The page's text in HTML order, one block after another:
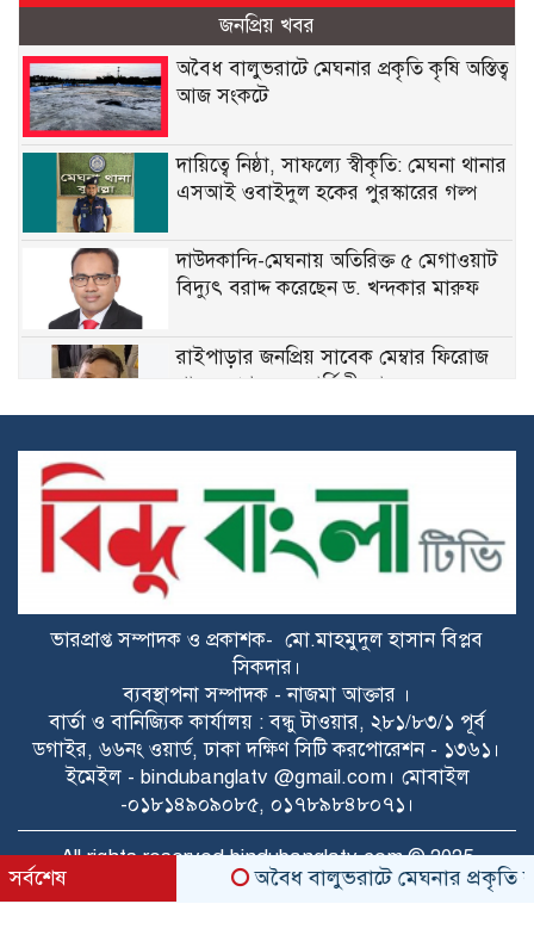
জনপ্রিয় খবর
অবৈধ বালুভরাটে মেঘনার প্রকৃতি কৃষি অস্তিত্ব
আজ সংকটে
দায়িত্বে নিষ্ঠা, সাফল্যে স্বীকৃতি: মেঘনা থানার
এসআই ওবাইদুল হকের পুরস্কারের গল্প
দাউদকান্দি-মেঘনায় অতিরিক্ত ৫ মেগাওয়াট
বিদ্যুৎ বরাদ্দ করেছেন ড. খন্দকার মারুফ
রাইপাড়ার জনপ্রিয় সাবেক মেম্বার ফিরোজ
খানের প্রথম মৃত্যুবার্ষিকী আজ
মিছিল, ডিসির কাছে স্মারকলিপি প্রদান
মেঘনায় বিশ্ব মাতৃদুগ্ধ সপ্তাহ উপলক্ষে
সচেতনতামূলক কর্মসূচি
গ্যাসের ভোগান্তি কমার আশা, আংশিক সচল
মহেশখালীর এলএনজি টার্মিনাল
হাসিনাকে সুযোগ দিয়ে কী অর্জন করতে চায়
ভারত? প্রশ্ন তুলল বিএনপি
ডকুমেন্টরিতে আবু সাঈদ ও খালেদা জিয়ার
ছবি না থাকা নিয়ে যা বললেন রাষ্ট্রপতি
ভারপ্রাপ্ত সম্পাদক ও প্রকাশক- মো.মাহমুদুল হাসান বিপ্লব
সিকদার।
ব্যবস্থাপনা সম্পাদক - নাজমা আক্তার ।
বার্তা ও বানিজ্যিক কার্যালয় : বন্ধু টাওয়ার, ২৮১/৮৩/১ পূর্ব
ডগাইর, ৬৬নং ওয়ার্ড, ঢাকা দক্ষিণ সিটি করপোরেশন - ১৩৬১।
ইমেইল - bindubanglatv @gmail.com। মোবাইল
-০১৮১৪৯০৯০৮৫, ০১৭৮৯৮৪৮০৭১।
All rights reserved bindubanglatv.com © 2025
সর্বশেষ অবৈধ বালুভরাটে মেঘনার প্রকৃতি কৃষি